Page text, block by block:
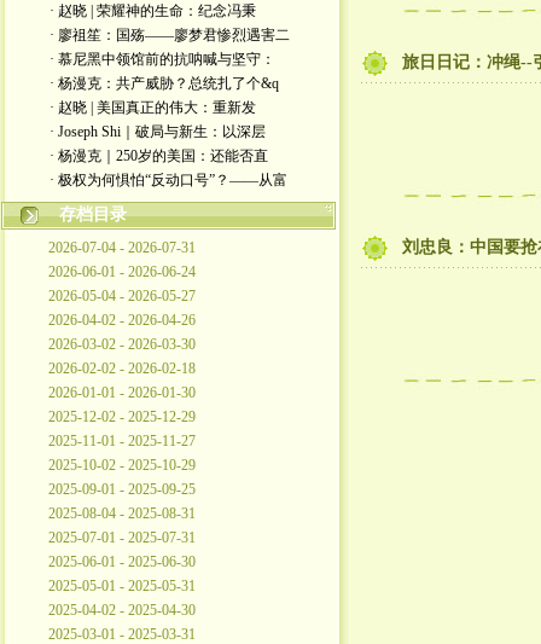
· 赵晓 | 荣耀神的生命：纪念冯秉
· 廖祖笙：国殇——廖梦君惨烈遇害二
· 慕尼黑中领馆前的抗呐喊与坚守：
· 杨漫克：共产威胁？总统扎了个&q
· 赵晓 | 美国真正的伟大：重新发
· Joseph Shi｜破局与新生：以深层
· 杨漫克｜250岁的美国：还能否直
· 极权为何惧怕“反动口号”？——从富
存档目录
2026-07-04 - 2026-07-31
2026-06-01 - 2026-06-24
2026-05-04 - 2026-05-27
2026-04-02 - 2026-04-26
2026-03-02 - 2026-03-30
2026-02-02 - 2026-02-18
2026-01-01 - 2026-01-30
2025-12-02 - 2025-12-29
2025-11-01 - 2025-11-27
2025-10-02 - 2025-10-29
2025-09-01 - 2025-09-25
2025-08-04 - 2025-08-31
2025-07-01 - 2025-07-31
2025-06-01 - 2025-06-30
2025-05-01 - 2025-05-31
2025-04-02 - 2025-04-30
2025-03-01 - 2025-03-31
旅日日记：冲绳--
刘忠良：中国要